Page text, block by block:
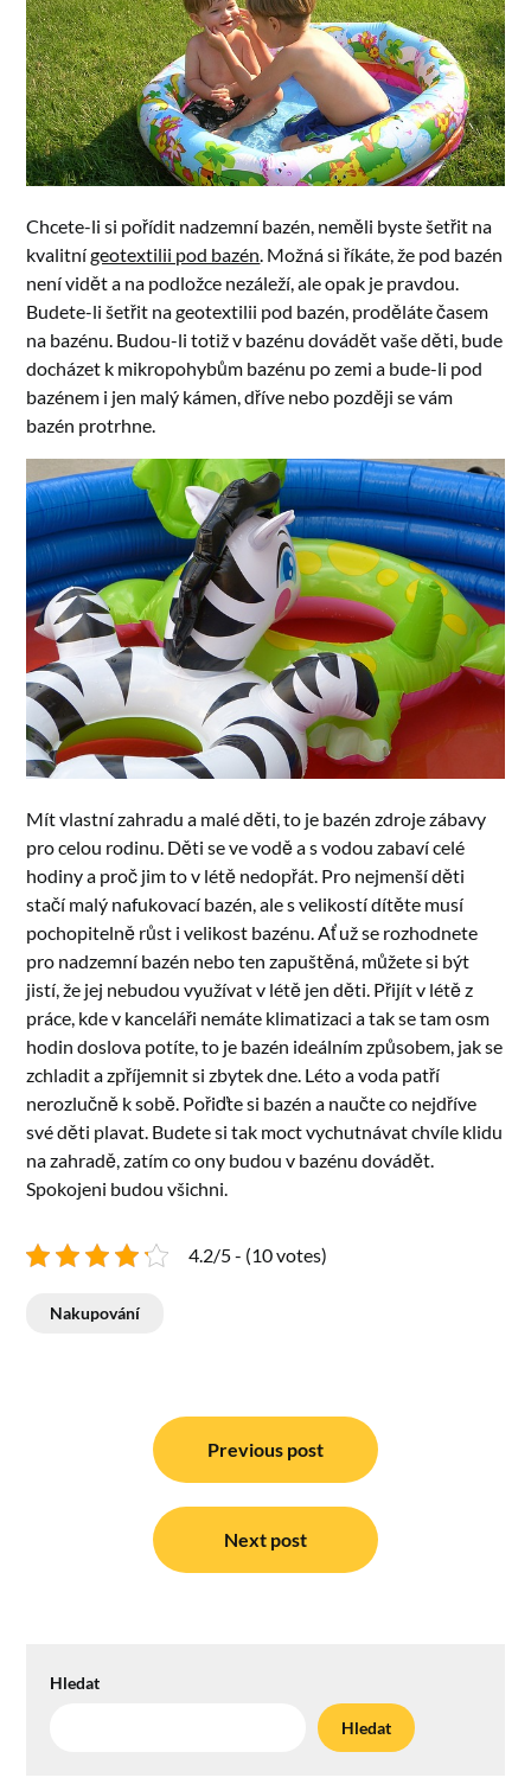
Chcete-li si pořídit nadzemní bazén, neměli byste šetřit na
kvalitnígeotextilii pod bazén. Možná si říkáte, že pod bazén
není vidět a na podložce nezáleží, ale opak je pravdou.
Budete-li šetřit na geotextilii pod bazén, proděláte časem
na bazénu. Budou-li totiž v bazénu dovádět vaše děti, bude
docházet k mikropohybům bazénu po zemi a bude-li pod
bazénem i jen malý kámen, dříve nebo později se vám
bazén protrhne.
Mít vlastní zahradu a malé děti, to je bazén zdroje zábavy
pro celou rodinu. Děti se ve vodě a s vodou zabaví celé
hodiny a proč jim to v létě nedopřát. Pro nejmenší děti
stačí malý nafukovací bazén, ale s velikostí dítěte musí
pochopitelně růst i velikost bazénu. Ať už se rozhodnete
pro nadzemní bazén nebo ten zapuštěná, můžete si být
jistí, že jej nebudou využívat v létě jen děti. Přijít v létě z
práce, kde v kanceláři nemáte klimatizaci a tak se tam osm
hodin doslova potíte, to je bazén ideálním způsobem, jak se
zchladit a zpříjemnit si zbytek dne. Léto a voda patří
nerozlučně k sobě. Pořiďte si bazén a naučte co nejdříve
své děti plavat. Budete si tak moct vychutnávat chvíle klidu
na zahradě, zatím co ony budou v bazénu dovádět.
Spokojeni budou všichni.
4.2/5 - (10 votes)
Nakupování
Previous post
Next post
Hledat
Hledat